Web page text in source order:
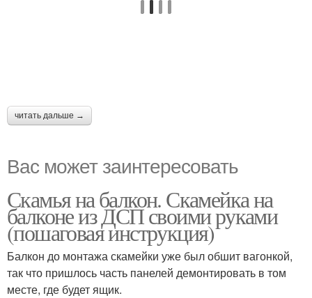
читать дальше →
Вас может заинтересовать
Скамья на балкон. Скамейка на
балконе из ДСП своими руками
(пошаговая инструкция)
Балкон до монтажа скамейки уже был обшит вагонкой,
так что пришлось часть панелей демонтировать в том
месте, где будет ящик.